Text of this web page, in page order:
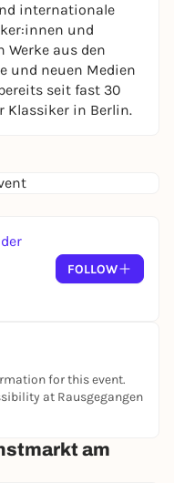
internationale
und
aus den
und neuen Medien
seit fast 30
Klassiker in Berlin.
FOLLOW
for this event.
at Rausgegangen
am